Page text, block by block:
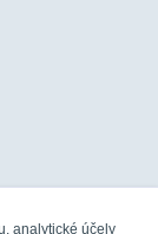
analytické účely